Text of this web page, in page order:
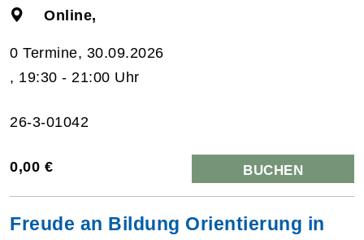
Online,
0 Termine, 30.09.2026
, 19:30 - 21:00 Uhr
26-3-01042
0,00 € BUCHEN
Freude an Bildung Orientierung in